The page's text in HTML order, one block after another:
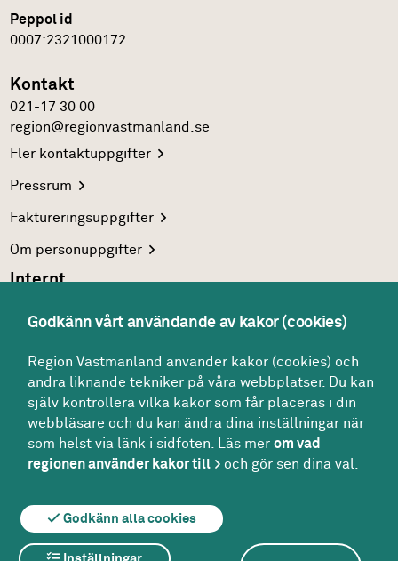
Peppol id
0007:2321000172
Kontakt
021-17 30 00
region@regionvastmanland.se
Flerkontaktuppgifter
Pressrum
Faktureringsuppgifter
Om personuppgifter
Internt
Internasystem
Följ oss
Facebook
Om webbplatsen Om kakor
Godkänn vårt användande av kakor (cookies)
Region Västmanland använder kakor (cookies) och
andra liknande tekniker på våra webbplatser. Du kan
själv kontrollera vilka kakor som får placeras i din
webbläsare och du kan ändra dina inställningar när
som helst via länk i sidfoten. Läs merom vad
regionen använder kakor till
och gör sen dina val.
Godkänn alla cookies